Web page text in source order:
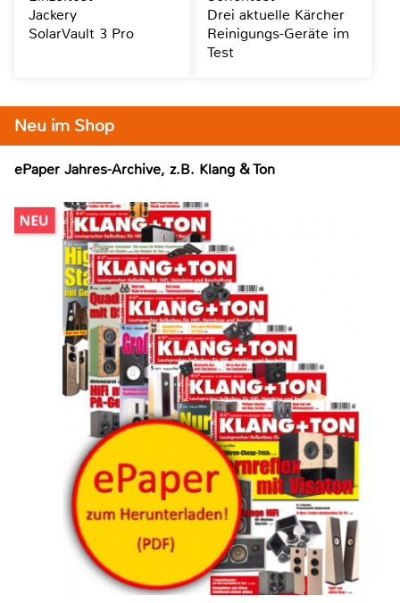
Neu im Shop
ePaper Jahres-Archive, z.B. Klang & Ton
Jackery
SolarVault 3 Pro
Drei aktuelle Kärcher
Reinigungs-Geräte im
Test